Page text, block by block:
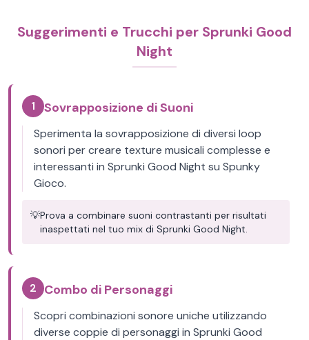
Suggerimenti e Trucchi per Sprunki Good
Night
1 Sovrapposizione di Suoni
Sperimenta la sovrapposizione di diversi loop
sonori per creare texture musicali complesse e
interessanti in Sprunki Good Night su Spunky
Gioco.
💡Prova a combinare suoni contrastanti per risultati
inaspettati nel tuo mix di Sprunki Good Night.
2 Combo di Personaggi
Scopri combinazioni sonore uniche utilizzando
diverse coppie di personaggi in Sprunki Good